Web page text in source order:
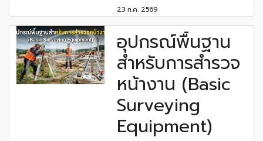
23 ก.ค. 2569
อุปกรณ์พื้นฐาน
สำหรับการสำรวจ
หน้างาน (Basic
Surveying
Equipment)